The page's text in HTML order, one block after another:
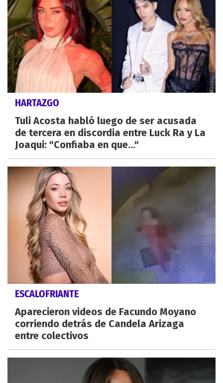
HARTAZGO
Tuli Acosta habló luego de ser acusada
de tercera en discordia entre Luck Ra y La
Joaqui: "Confiaba en que..."
ESCALOFRIANTE
Aparecieron videos de Facundo Moyano
corriendo detrás de Candela Arizaga
entre colectivos